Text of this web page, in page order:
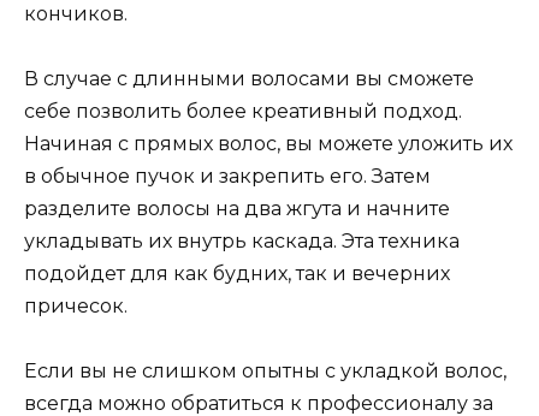
кончиков.
В случае с длинными волосами вы сможете
себе позволить более креативный подход.
Начиная с прямых волос, вы можете уложить их
в обычное пучок и закрепить его. Затем
разделите волосы на два жгута и начните
укладывать их внутрь каскада. Эта техника
подойдет для как будних, так и вечерних
причесок.
Если вы не слишком опытны с укладкой волос,
всегда можно обратиться к профессионалу за